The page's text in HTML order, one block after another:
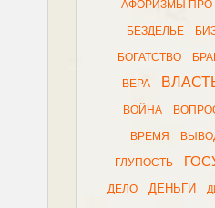
АФОРИЗМЫ ПРО
БЕЗДЕЛЬЕ
БОГАТСТВО
ВЕРА
ВОЙНА
ВРЕМЯ
ГЛУПОСТЬ
ДЕЛО ДЕНЬГИ